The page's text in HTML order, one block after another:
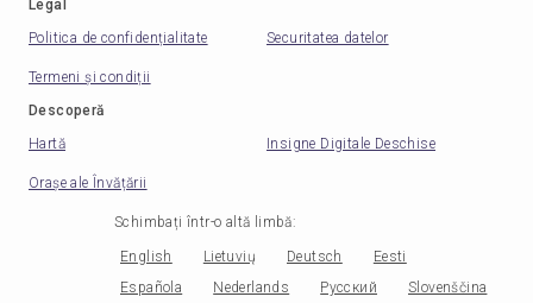
Legal
Politica de confidențialitate
Securitatea datelor
Termeni și condiții
Descoperă
Hartă
Insigne Digitale Deschise
Orașe ale Învățării
Schimbați într-o altă limbă:
English Lietuvių Deutsch
Eesti
Española
Nederlands Русский
Slovenščina